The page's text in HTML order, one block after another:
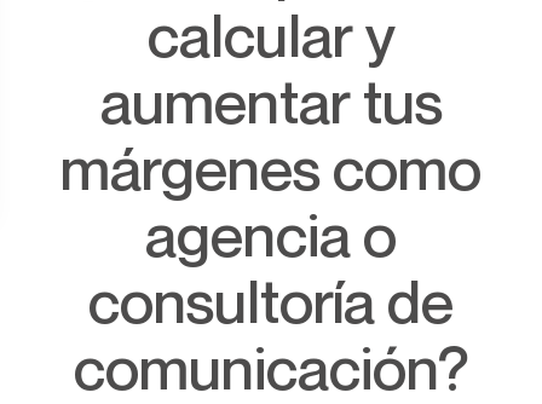
calcular y
aumentar tus
márgenes como
agencia o
consultoría de
comunicación?